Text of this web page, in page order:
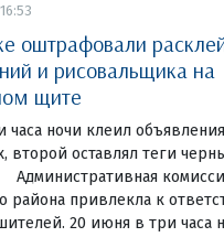
оштрафовали
и рисовальщика на
щите
часа ночи клеил
второй оставлял теги
Административная
района привлекла к
20 июня в три часа